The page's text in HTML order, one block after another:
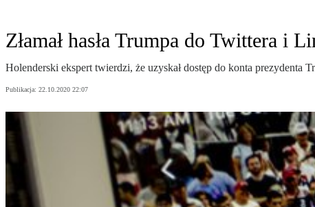
Złamał hasła Trumpa do Twittera i
Holenderski ekspert twierdzi, że uzyskał dostęp do konta prezydenta
Publikacja: 22.10.2020 22:07